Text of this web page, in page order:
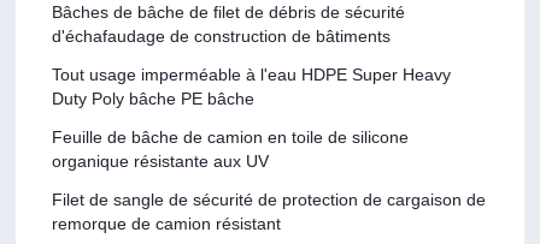
Bâches de bâche de filet de débris de sécurité
d'échafaudage de construction de bâtiments
Tout usage imperméable à l'eau HDPE Super Heavy
Duty Poly bâche PE bâche
Feuille de bâche de camion en toile de silicone
organique résistante aux UV
Filet de sangle de sécurité de protection de cargaison de
remorque de camion résistant